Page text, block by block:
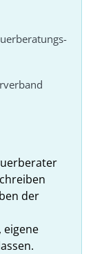
der
eigene